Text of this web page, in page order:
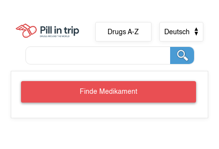
Drugs A-Z Deutsch
Finde Medikament